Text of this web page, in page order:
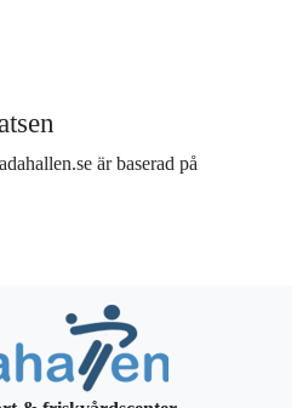
är baserad på